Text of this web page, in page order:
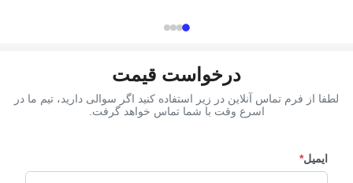
درخواست قیمت
لطفا از فرم تماس آنلاین در زیر استفاده کنید اگر سوالی دارید، تیم ما در
اسرع وقت با شما تماس خواهد گرفت.
ایمیل*